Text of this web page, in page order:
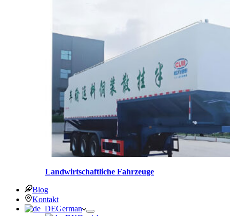
Landwirtschaftliche Fahrzeuge
Blog
Kontakt
German